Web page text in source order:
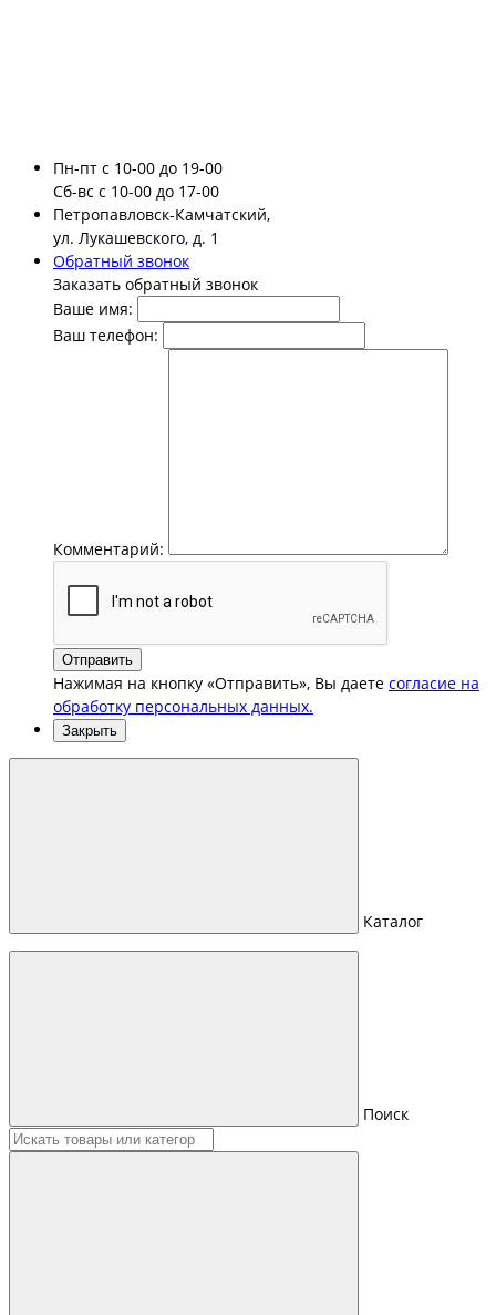
Пн-пт с 10-00 до 19-00
Сб-вс с 10-00 до 17-00
Петропавловск-Камчатский,
ул. Лукашевского, д. 1
Обратный звонок
Заказать обратный звонок
Ваше имя:
Ваш телефон:
Комментарий:
Отправить
Нажимая на кнопку «Отправить», Вы даете согласие на
обработку персональных данных.
Закрыть
Каталог
Поиск